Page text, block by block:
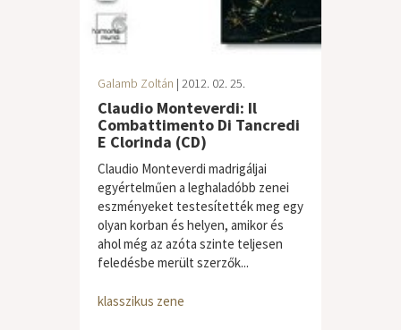
Galamb Zoltán | 2012. 02. 25.
Claudio Monteverdi: Il
Combattimento Di Tancredi
E Clorinda (CD)
Claudio Monteverdi madrigáljai
egyértelműen a leghaladóbb zenei
eszményeket testesítették meg egy
olyan korban és helyen, amikor és
ahol még az azóta szinte teljesen
feledésbe merült szerzők...
klasszikus zene